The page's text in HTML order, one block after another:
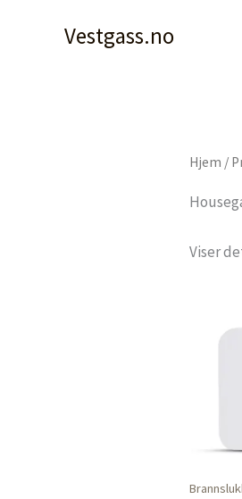
Vestgass.no
Hjem /
Viser